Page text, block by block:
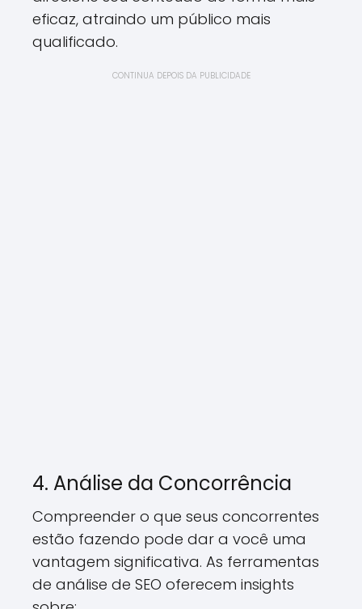
eficaz, atraindo um público mais
qualificado.
CONTINUA DEPOIS DA PUBLICIDADE
4. Análise da Concorrência
Compreender o que seus concorrentes
estão fazendo pode dar a você uma
vantagem significativa. As ferramentas
de análise de SEO oferecem insights